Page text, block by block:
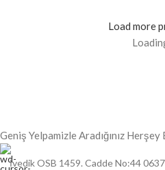
Load more
Geniş Yelpamizle Aradığınız Herşey
İvedik OSB 1459. Cadde No:44